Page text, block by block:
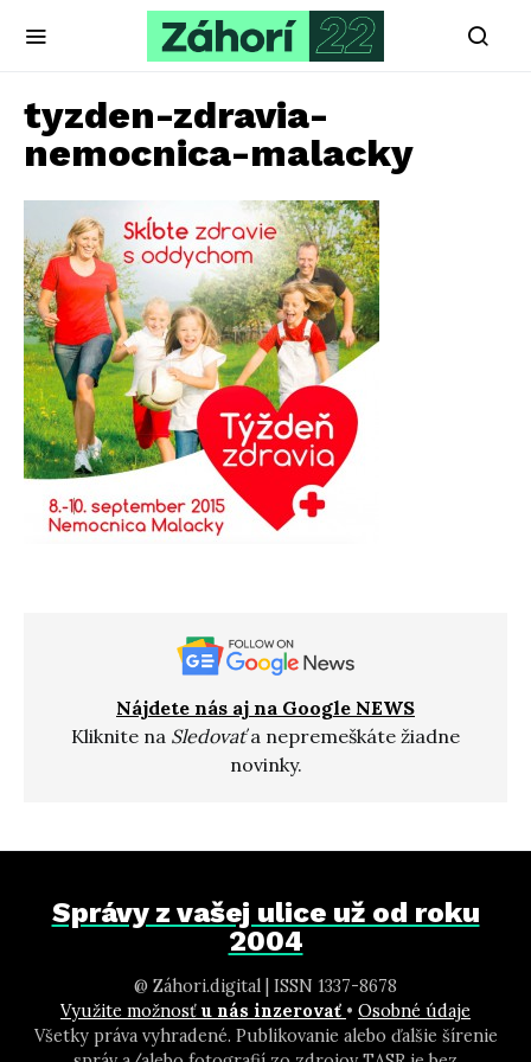
tyzden-zdravia-
nemocnica-malacky
Nájdete nás aj na Google NEWS
Kliknite na Sledovaťa nepremeškáte žiadne
novinky.
Správy z vašej ulice už od roku
2004
@ Záhori.digital | ISSN 1337-8678
Využite možnosť u nás inzerovať • Osobné údaje
Všetky práva vyhradené. Publikovanie alebo ďalšie šírenie